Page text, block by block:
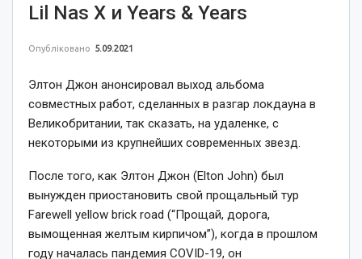
Lil Nas X и Years & Years
Опубліковано 5.09.2021
Элтон Джон анонсировал выход альбома
совместных работ, сделанных в разгар локдауна в
Великобритании, так сказать, на удаленке, с
некоторыми из крупнейших современных звезд.
После того, как Элтон Джон (Elton John) был
вынужден приостановить свой прощальный тур
Farewell yellow brick road (“Прощай, дорога,
вымощенная желтым кирпичом”), когда в прошлом
году началась пандемия COVID-19, он